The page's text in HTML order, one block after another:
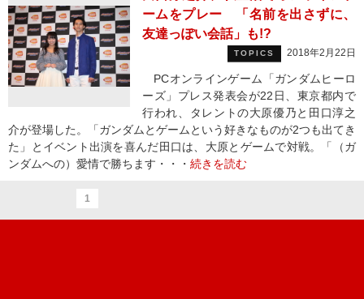
ームをプレー 「名前を出さずに、
友達っぽい会話」も!?
TOPICS 2018年2月22日
PCオンラインゲーム「ガンダムヒーロ
ーズ」プレス発表会が22日、東京都内で
行われ、タレントの大原優乃と田口淳之
介が登場した。「ガンダムとゲームという好きなものが2つも出てき
た」とイベント出演を喜んだ田口は、大原とゲームで対戦。「（ガ
ンダムへの）愛情で勝ちます・・・ 続きを読む
1